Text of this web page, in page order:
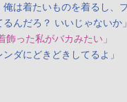
俺は着たいものを着るし、
んだろ？ いいじゃないか」
飾った私がバカみたい」
ダにどきどきしてるよ」